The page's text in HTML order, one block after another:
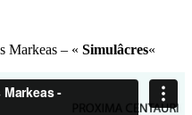
Markeas – « Simulâcres«